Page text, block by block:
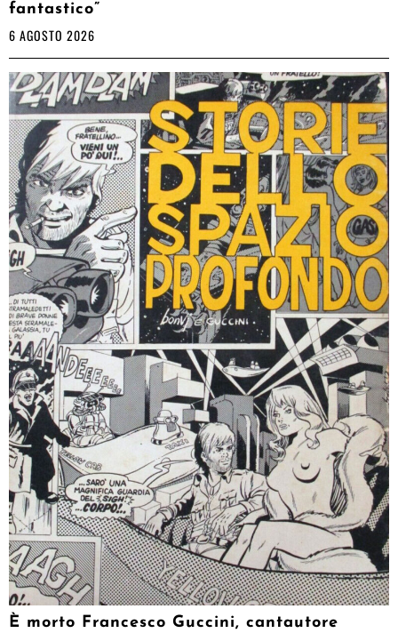
fantastico”
6 AGOSTO 2026
È morto Francesco Guccini, cantautore